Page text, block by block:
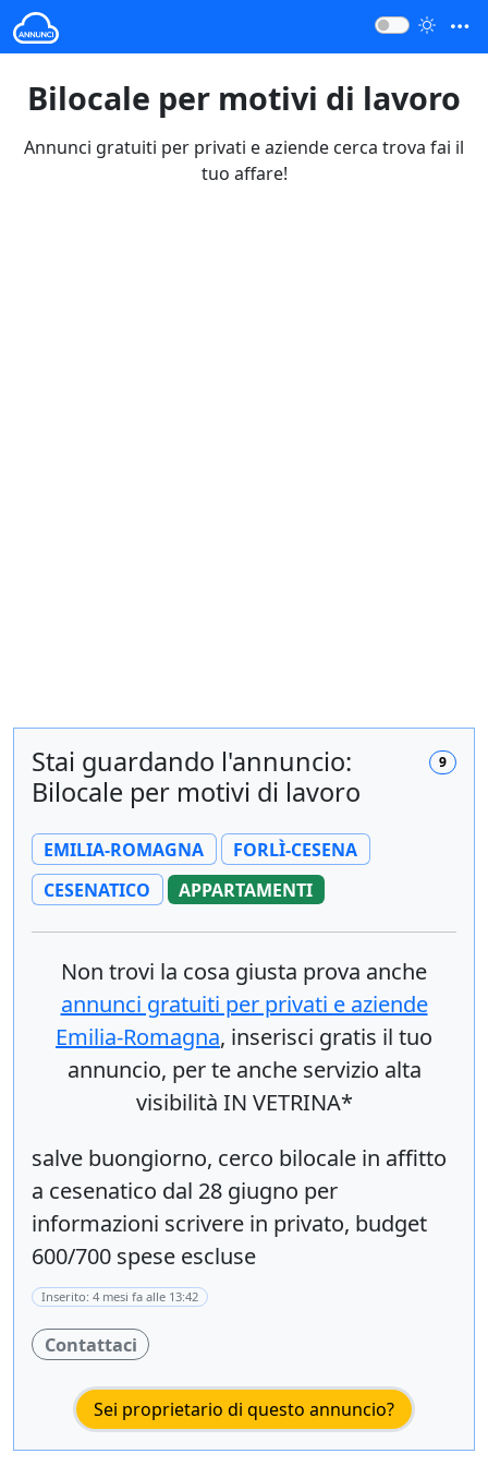
Bilocale per motivi di lavoro
Annunci gratuiti per privati e aziende cerca trova fai il
tuo affare!
9
Stai guardando l'annuncio:
Bilocale per motivi di lavoro
EMILIA-ROMAGNA
FORLÌ-CESENA
CESENATICO
APPARTAMENTI
Non trovi la cosa giusta prova anche
annunci gratuiti per privati e aziende
Emilia-Romagna, inserisci gratis il tuo
annuncio, per te anche servizio alta
visibilità IN VETRINA*
salve buongiorno, cerco bilocale in affitto
a cesenatico dal 28 giugno per
informazioni scrivere in privato, budget
600/700 spese escluse
Inserito: 4 mesi fa alle 13:42
Contattaci
Sei proprietario di questo annuncio?